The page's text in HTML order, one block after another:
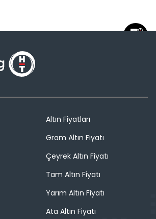
Altın Fiyatları
Gram Altın Fiyatı
Çeyrek Altın Fiyatı
Tam Altın Fiyatı
Yarım Altın Fiyatı
Ata Altın Fiyatı